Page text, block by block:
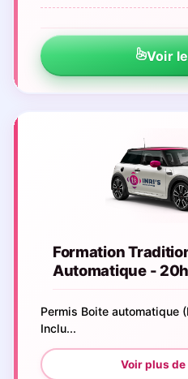
Voir
Formation
Automatique -
Permis Boite automatique
Inclu...